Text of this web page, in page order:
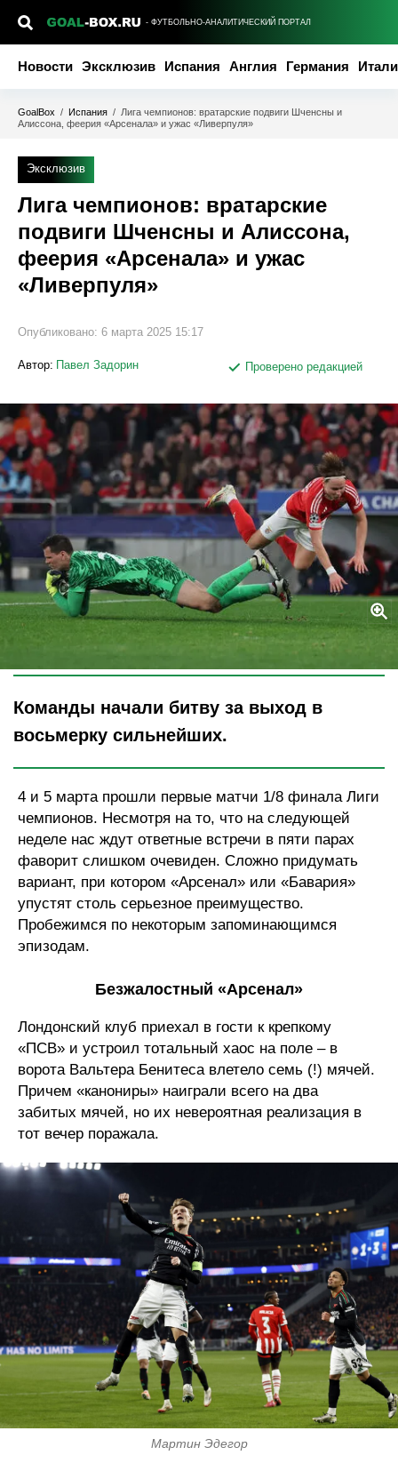
- ФУТБОЛЬНО-АНАЛИТИЧЕСКИЙ ПОРТАЛ
Новости Эксклюзив Испания Англия Германия
GoalBox / Испания / Лига чемпионов: вратарские подвиги Шченсны и
Алиссона, феерия «Арсенала» и ужас «Ливерпуля»
Эксклюзив
Лига чемпионов: вратарские
подвиги Шченсны и Алиссона,
феерия «Арсенала» и ужас
«Ливерпуля»
Опубликовано: 6 марта 2025 15:17
Автор: Павел Задорин Проверено редакцией
Legion-Media
Команды начали битву за выход в
восьмерку сильнейших.
4 и 5 марта прошли первые матчи 1/8 финала Лиги
чемпионов. Несмотря на то, что на следующей
неделе нас ждут ответные встречи в пяти парах
фаворит слишком очевиден. Сложно придумать
вариант, при котором «Арсенал» или «Бавария»
упустят столь серьезное преимущество.
Пробежимся по некоторым запоминающимся
эпизодам.
Безжалостный «Арсенал»
Лондонский клуб приехал в гости к крепкому
«ПСВ» и устроил тотальный хаос на поле – в
ворота Вальтера Бенитеса влетело семь (!) мячей.
Причем «канониры» наиграли всего на два
забитых мячей, но их невероятная реализация в
тот вечер поражала.
Мартин Эдегор